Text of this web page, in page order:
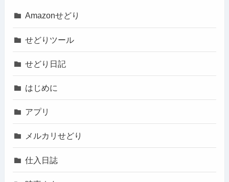
Amazonせどり
せどりツール
せどり日記
はじめに
アプリ
メルカリせどり
仕入日誌